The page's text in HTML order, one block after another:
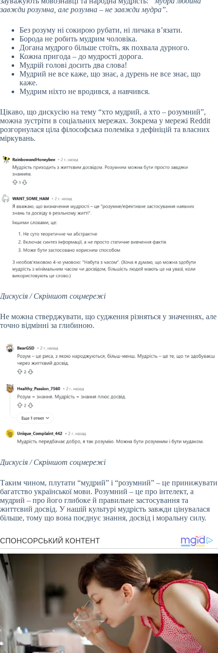
завжди розумна, але розумна – не завжди мудра”.
Без розуму ні сокирою рубати, ні личака в’язати.
Борода не робить мудрим чоловіка.
Догана мудрого більше стоїть, як похвала дурного.
Кожна пригода – до мудрості дорога.
Мудрій голові досить два слова!
Мудрий не все каже, що знає, а дурень не все знає, що
каже.
Мудрим ніхто не вродився, а навчився.
Цікаво, що дискусію на тему “хто мудрий, а хто – розумний”,
можна зустріти в соціальних мережах. Зокрема у мережі Reddit
розгорнулася ціла філософська полеміка з дефініцій та власних
міркувань.
Дискусія / Скріншот соцмережі
Не можна стверджувати, що судження різняться у значеннях, але
точно відмінні за глибиною.
Дискусія / Скріншот соцмережі
Таким чином, плутати “мудрий” і “розумний” – це принижувати
багатство української мови. Розумний – це про інтелект, а
мудрий – про його глибоке й правильне застосування та
життєвий досвід. У нашій культурі мудрість завжди цінувалася
більше, тому що вона поєднує знання, досвід і моральну силу.